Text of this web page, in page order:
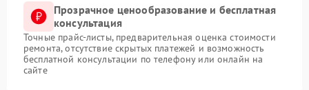
Прозрачное ценообразование и бесплатная
консультация
Точные прайс-листы, предварительная оценка стоимости
ремонта, отсутствие скрытых платежей и возможность
бесплатной консультации по телефону или онлайн на
сайте